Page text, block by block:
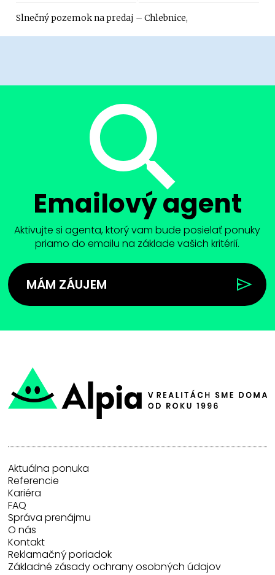
Slnečný pozemok na predaj – Chlebnice,
Emailový agent
Aktivujte si agenta, ktorý vam bude posielať ponuky
priamo do emailu na základe vašich kritérií.
MÁM ZÁUJEM
Aktuálna ponuka
Referencie
Kariéra
FAQ
Správa prenájmu
O nás
Kontakt
Reklamačný poriadok
Základné zásady ochrany osobných údajov